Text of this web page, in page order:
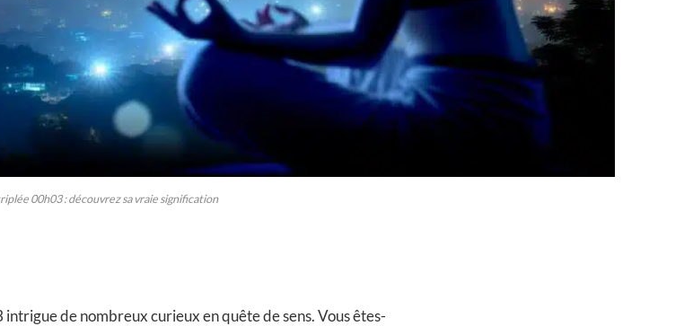
00h03 : découvrez sa vraie signification
intrigue de nombreux curieux en quête de sens. Vous êtes-